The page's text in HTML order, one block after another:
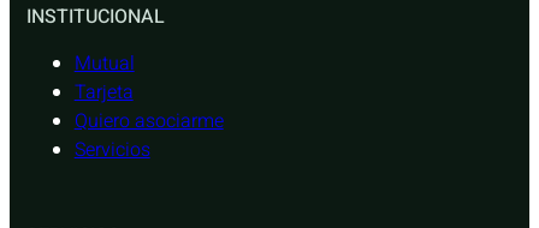
INSTITUCIONAL
Mutual
Tarjeta
Quiero asociarme
Servicios